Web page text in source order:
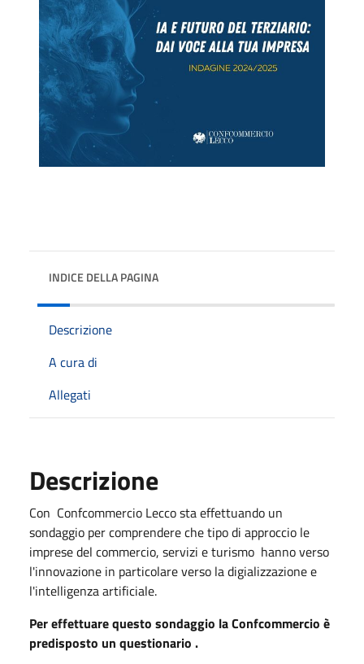
INDICE DELLA PAGINA
Descrizione
A cura di
Allegati
Descrizione
Con Confcommercio Lecco sta effettuando un
sondaggio per comprendere che tipo di approccio le
imprese del commercio, servizi e turismo hanno verso
l'innovazione in particolare verso la digializzazione e
l'intelligenza artificiale.
Per effettuare questo sondaggio la Confcommercio è
predisposto un questionario .